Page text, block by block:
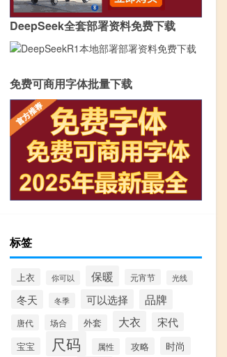
DeepSeek全套部署资料免费下载
免费可商用字体批量下载
标签
上衣 你可以 保暖 元宵节 光线
冬天 冬季 可以选择 品牌
唐代 场合 外套 大衣 宋代
宝宝 尺码 属性 攻略 时尚